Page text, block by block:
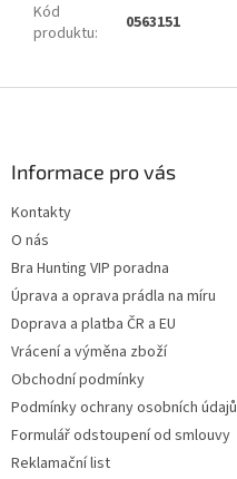
Kód
produktu: 0563151
Informace pro vás
Kontakty
O nás
Bra Hunting VIP poradna
Úprava a oprava prádla na míru
Doprava a platba ČR a EU
Vrácení a výměna zboží
Obchodní podmínky
Podmínky ochrany osobních údajů
Formulář odstoupení od smlouvy
Reklamační list